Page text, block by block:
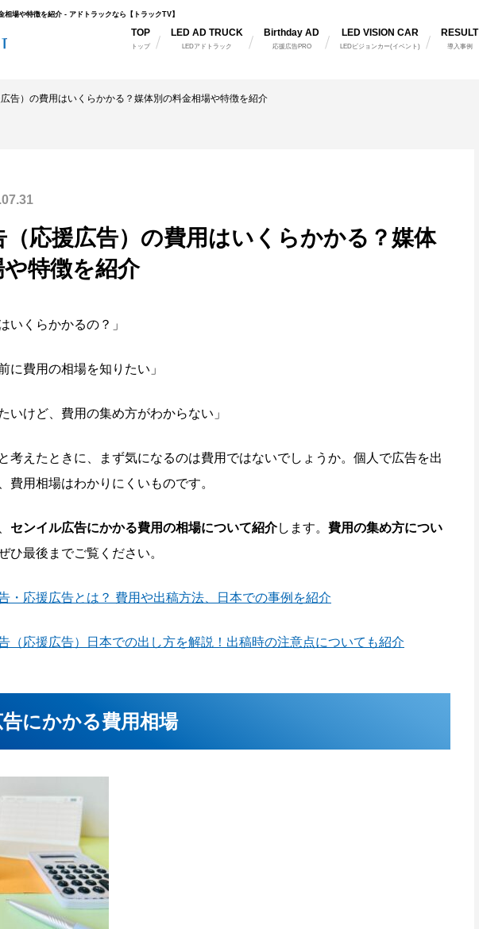
場や特徴を紹介 - アドトラックなら【トラックTV】
TOP
トップ
LED AD TRUCK
LEDアドトラック
Birthday AD
応援広告PRO
LED VISION CAR
LEDビジョンカー(イベント)
RESULT
導入事例
告）の費用はいくらかかる？媒体別の料金相場や特徴を紹介
応援広告）の費用はいくらかかる？媒体
特徴を紹介
いくらかかるの？」
に費用の相場を知りたい」
いけど、費用の集め方がわからない」
考えたときに、まず気になるのは費用ではないでしょうか。個人で広告を出
費用相場はわかりにくいものです。
センイル広告にかかる費用の相場について紹介します。 費用の集め方につい
ひ最後までご覧ください。
・応援広告とは？ 費用や出稿方法、日本での事例を紹介
（応援広告）日本での出し方を解説！出稿時の注意点についても紹介
にかかる費用相場